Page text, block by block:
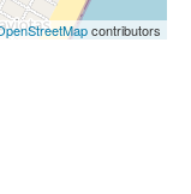
contributors